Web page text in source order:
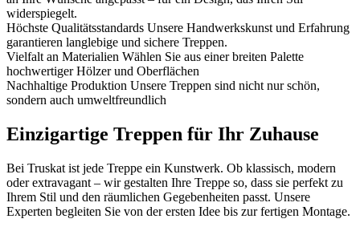
widerspiegelt.
Höchste Qualitätsstandards Unsere Handwerkskunst und Erfahrung
garantieren langlebige und sichere Treppen.
Vielfalt an Materialien Wählen Sie aus einer breiten Palette
hochwertiger Hölzer und Oberflächen
Nachhaltige Produktion Unsere Treppen sind nicht nur schön,
sondern auch umweltfreundlich
Einzigartige Treppen für Ihr Zuhause
Bei Truskat ist jede Treppe ein Kunstwerk. Ob klassisch, modern
oder extravagant – wir gestalten Ihre Treppe so, dass sie perfekt zu
Ihrem Stil und den räumlichen Gegebenheiten passt. Unsere
Experten begleiten Sie von der ersten Idee bis zur fertigen Montage.